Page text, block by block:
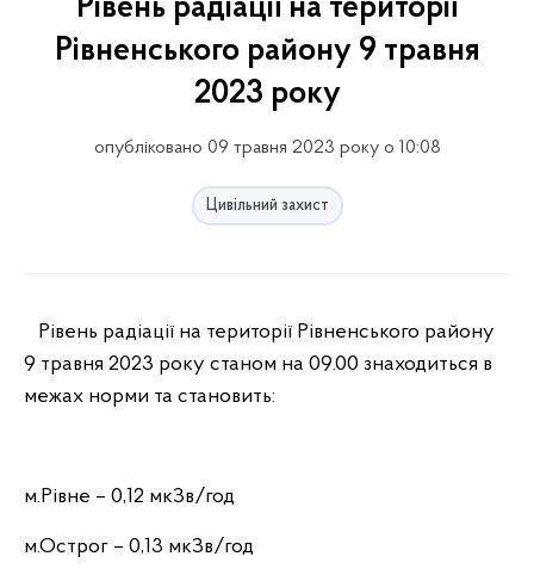
Рівень радіації на території
Рівненського району 9 травня
2023 року
опубліковано 09 травня 2023 року о 10:08
Цивільний захист
Рівень радіації на території Рівненського району
9 травня 2023 року станом на 09.00 знаходиться в
межах норми та становить:
м.Рівне – 0,12 мкЗв/год
м.Острог – 0,13 мкЗв/год